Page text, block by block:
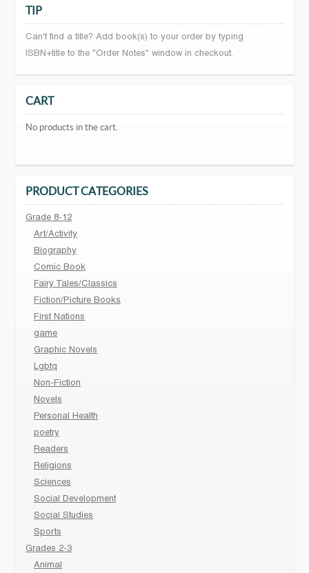
TIP
Can't find a title? Add book(s) to your order by typing
ISBN+title to the "Order Notes" window in checkout.
CART
No products in the cart.
PRODUCT CATEGORIES
Grade 8-12
Art/Activity
Biography
Comic Book
Fairy Tales/Classics
Fiction/Picture Books
First Nations
game
Graphic Novels
Lgbtq
Non-Fiction
Novels
Personal Health
poetry
Readers
Religions
Sciences
Social Development
Social Studies
Sports
Grades 2-3
Animal